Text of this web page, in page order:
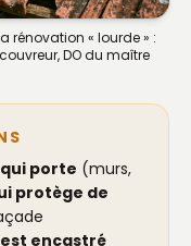
rénovation « lourde » :
DO du maître
porte (murs,
protège de
encastré